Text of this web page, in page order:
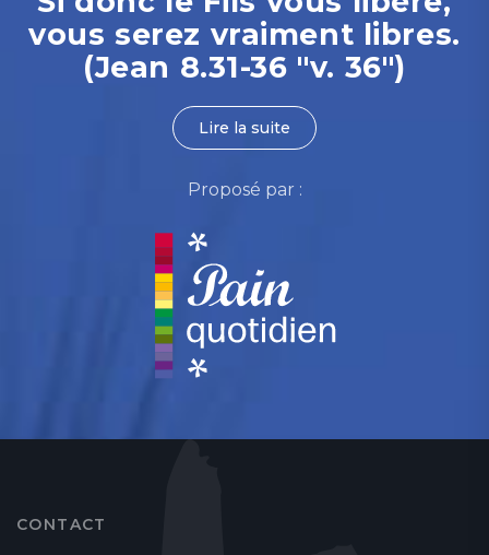
vous serez vraiment libres.
(Jean 8.31-36 "v. 36")
Lire la suite
Proposé par :
CONTACT